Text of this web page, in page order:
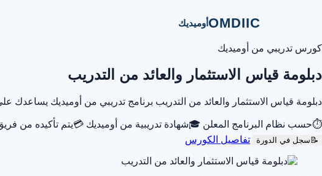
OMDIICأوميديك
كورس تدريبي من أوميديك
دبلومة قياس الاستثمار والعائد من التدريب
دبلومة قياس الاستثمار والعائد من التدريب برنامج تدريبي من أوميديك
⏱حسب نظام البرنامج المعلن 🎓شهادة تدريبية من أوميديك 💳يتم تأكيده من
📝 سجل في الدورة تفاصيل الكورس